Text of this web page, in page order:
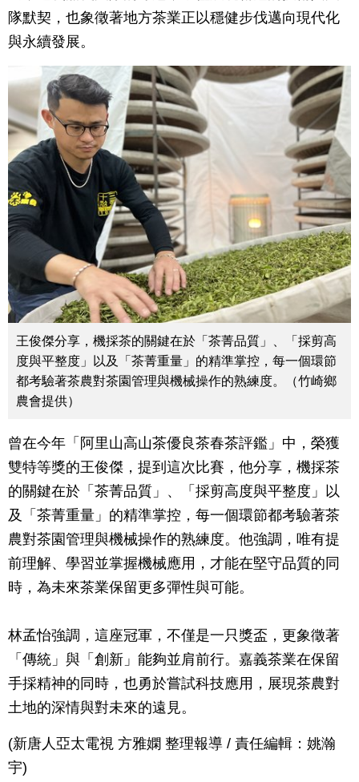
隊默契，也象徵著地方茶業正以穩健步伐邁向現代化
與永續發展。
王俊傑分享，機採茶的關鍵在於「茶菁品質」、「採剪高
度與平整度」以及「茶菁重量」的精準掌控，每一個環節
都考驗著茶農對茶園管理與機械操作的熟練度。（竹崎鄉
農會提供）
曾在今年「阿里山高山茶優良茶春茶評鑑」中，榮獲
雙特等獎的王俊傑，提到這次比賽，他分享，機採茶
的關鍵在於「茶菁品質」、「採剪高度與平整度」以
及「茶菁重量」的精準掌控，每一個環節都考驗著茶
農對茶園管理與機械操作的熟練度。他強調，唯有提
前理解、學習並掌握機械應用，才能在堅守品質的同
時，為未來茶業保留更多彈性與可能。
林孟怡強調，這座冠軍，不僅是一只獎盃，更象徵著
「傳統」與「創新」能夠並肩前行。嘉義茶業在保留
手採精神的同時，也勇於嘗試科技應用，展現茶農對
土地的深情與對未來的遠見。
(新唐人亞太電視 方雅嫻 整理報導 / 責任編輯：姚瀚
宇)